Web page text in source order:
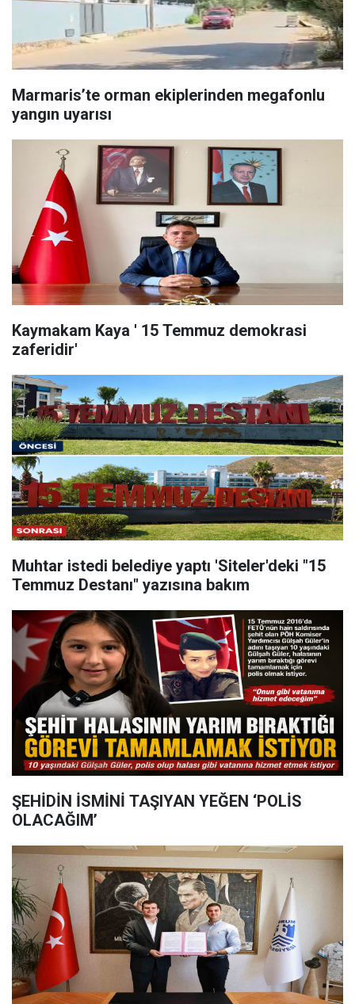
Marmaris’te orman ekiplerinden megafonlu
yangın uyarısı
Kaymakam Kaya ' 15 Temmuz demokrasi
zaferidir'
Muhtar istedi belediye yaptı 'Siteler'deki "15
Temmuz Destanı" yazısına bakım
ŞEHİDİN İSMİNİ TAŞIYAN YEĞEN ‘POLİS
OLACAĞIM’